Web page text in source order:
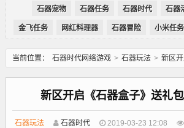
石器宠物 石器任务 石器时代 石器
金飞任务 网红料理器 石器冒险 小米任务
当前位置： 石器时代网络游戏 > 石器玩法 > 新区开
新区开启《石器盒子》送礼
石器玩法 石器时代 2019-03-23 12:08